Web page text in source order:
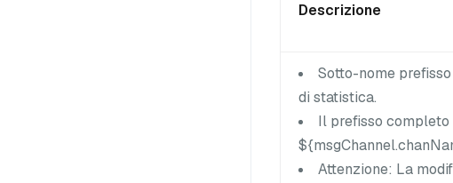
Descrizione
Sotto-nome
di statistica.
Il prefisso
Attenzione: La